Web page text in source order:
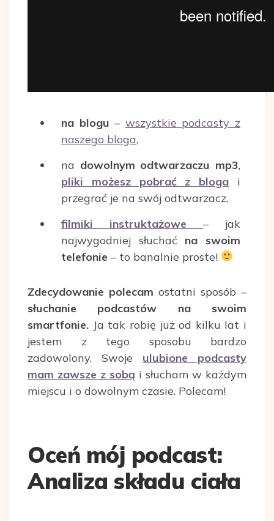
na blogu – wszystkie podcasty z
naszego bloga,
na dowolnym odtwarzaczu mp3,
pliki możesz pobrać z bloga i
przegrać je na swój odtwarzacz,
filmiki instruktażowe – jak
najwygodniej słuchać na swoim
telefonie – to banalnie proste!
Zdecydowanie polecam ostatni sposób –
słuchanie podcastów na swoim
smartfonie. Ja tak robię już od kilku lat i
jestem z tego sposobu bardzo
zadowolony. Swoje ulubione podcasty
mam zawsze z sobą i słucham w każdym
miejscu i o dowolnym czasie. Polecam!
Oceń mój podcast:
Analiza składu ciała